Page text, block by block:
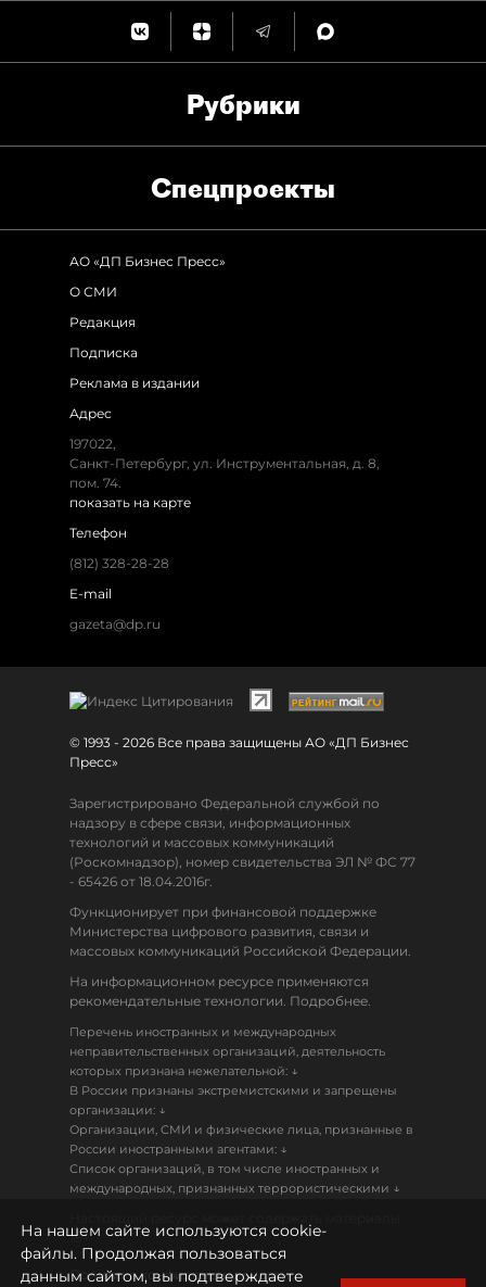
Рубрики
Спец­проекты
АО «ДП Бизнес Пресс»
О СМИ
Редакция
Подписка
Реклама в издании
Адрес
197022,
Санкт-Петербург, ул. Инструментальная, д. 8,
пом. 74.
показать на карте
Телефон
(812) 328-28-28
E-mail
gazeta@dp.ru
© 1993 - 2026 Все права защищены АО «ДП Бизнес
Пресс»
Зарегистрировано Федеральной службой по
надзору в сфере связи, информационных
технологий и массовых коммуникаций
(Роскомнадзор), номер свидетельства ЭЛ № ФС 77
- 65426 от 18.04.2016г.
Функционирует при финансовой поддержке
Министерства цифрового развития, связи и
массовых коммуникаций Российской Федерации.
На информационном ресурсе применяются
рекомендательные технологии. Подробнее.
Перечень иностранных и международных
неправительственных организаций, деятельность
которых признана нежелательной: ↓
В России признаны экстремистскими и запрещены
организации: ↓
Организации, СМИ и физические лица, признанные в
России иностранными агентами: ↓
Список организаций, в том числе иностранных и
международных, признанных террористическими ↓
18+
Политика конфиденциальности
На нашем сайте используются cookie-
файлы. Продолжая пользоваться
данным сайтом, вы подтверждаете